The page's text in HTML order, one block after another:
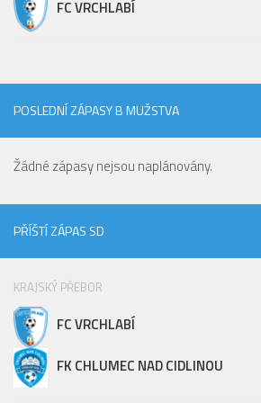
Hráči
St. žáci
Zápasy SŽ 2025/26
Hráči
Realizační tým
Zápasy
Ml. žáci
Hráči
Realizační tým
FC VRCHLABÍ
POSLEDNÍ ZÁPASY B MUŽSTVA
Žádné zápasy nejsou naplánovány.
PŘÍŠTÍ ZÁPAS SD
KRAJSKÝ PŘEBOR
FC VRCHLABÍ
FK CHLUMEC NAD CIDLINOU